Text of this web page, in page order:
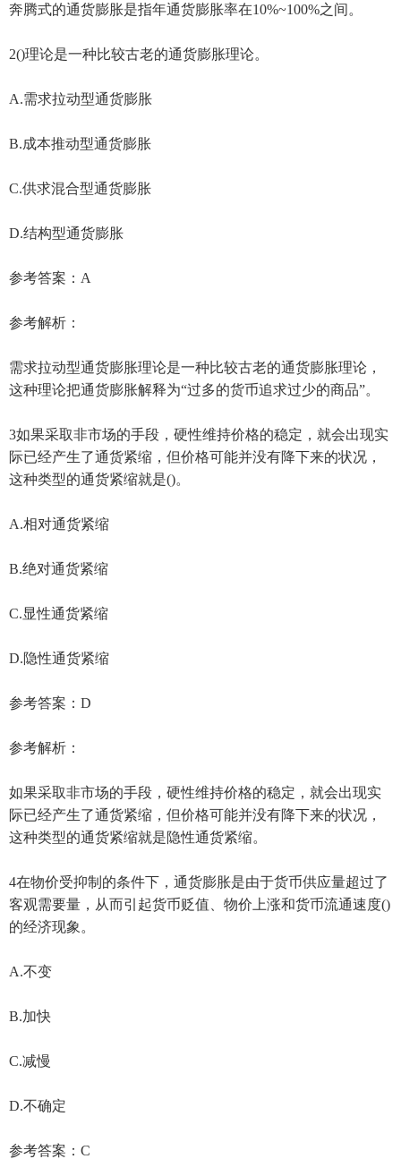
奔腾式的通货膨胀是指年通货膨胀率在10%~100%之间。
2()理论是一种比较古老的通货膨胀理论。
A.需求拉动型通货膨胀
B.成本推动型通货膨胀
C.供求混合型通货膨胀
D.结构型通货膨胀
参考答案：A
参考解析：
需求拉动型通货膨胀理论是一种比较古老的通货膨胀理论，
这种理论把通货膨胀解释为“过多的货币追求过少的商品”。
3如果采取非市场的手段，硬性维持价格的稳定，就会出现实
际已经产生了通货紧缩，但价格可能并没有降下来的状况，
这种类型的通货紧缩就是()。
A.相对通货紧缩
B.绝对通货紧缩
C.显性通货紧缩
D.隐性通货紧缩
参考答案：D
参考解析：
如果采取非市场的手段，硬性维持价格的稳定，就会出现实
际已经产生了通货紧缩，但价格可能并没有降下来的状况，
这种类型的通货紧缩就是隐性通货紧缩。
4在物价受抑制的条件下，通货膨胀是由于货币供应量超过了
客观需要量，从而引起货币贬值、物价上涨和货币流通速度()
的经济现象。
A.不变
B.加快
C.减慢
D.不确定
参考答案：C